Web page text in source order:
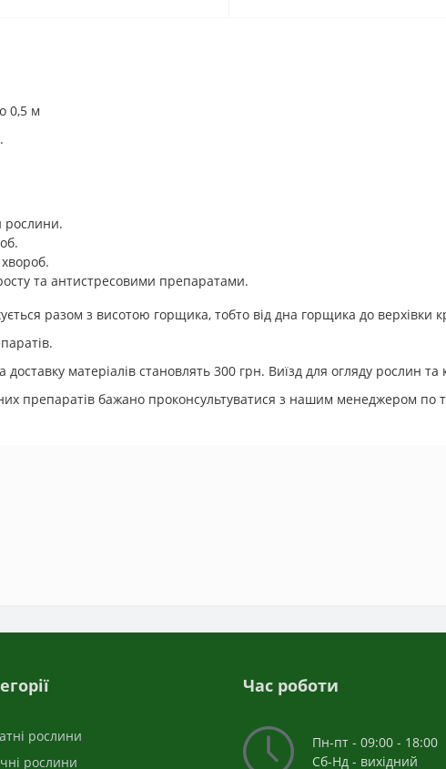
0,5 м
рослини.
та антистресовими препаратами.
разом з висотою горщика, тобто від дна горщика до верхівки
матеріалів становлять 300 грн. Виїзд для огляду рослин та
препаратів бажано проконсультуватися з нашим менеджером по
рослини
рослини
Час роботи
Пн-пт - 09:00 - 18:00
Сб-Нд - вихідний